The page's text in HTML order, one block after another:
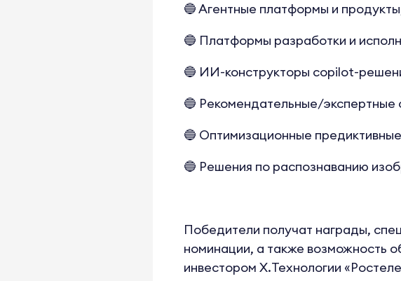
🔵 Агентные платформы и
🔵 Платформы разработки и
🔵 ИИ-конструкторы copilot-
🔵 Рекомендательные/экспертные
🔵 Оптимизационные
🔵 Решения по распознаванию
Победители получат награды,
номинации, а также возможность
инвестором X.Технологии